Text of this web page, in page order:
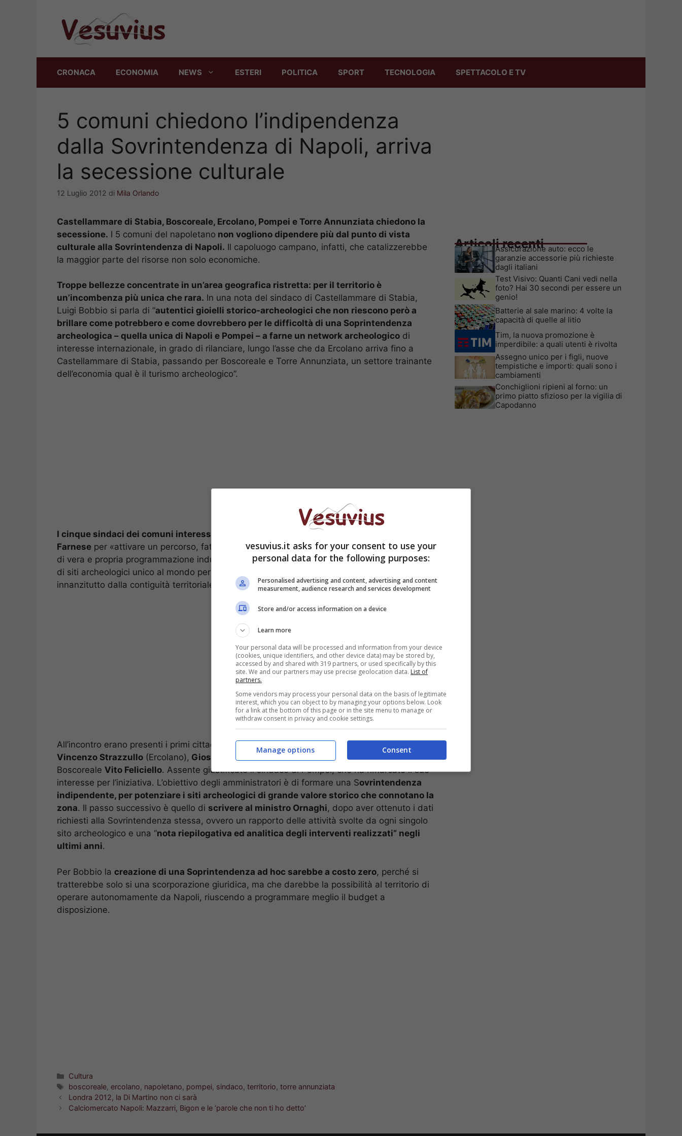
CRONACA ECONOMIA NEWS ESTERI POLITICA SPORT TECNOLOGIA SPETTACOLO E TV
5 comuni chiedono l’indipendenza
dalla Sovrintendenza di Napoli, arriva
la secessione culturale
12 Luglio 2012 di Mila Orlando
Castellammare di Stabia, Boscoreale, Ercolano, Pompei e Torre Annunziata chiedono la
secessione. I 5 comuni del napoletano non vogliono dipendere più dal punto di vista
culturale alla Sovrintendenza di Napoli. Il capoluogo campano, infatti, che catalizzerebbe
la maggior parte del risorse non solo economiche.
Troppe bellezze concentrate in un’area geografica ristretta: per il territorio è
un’incombenza più unica che rara. In una nota del sindaco di Castellammare di Stabia,
Luigi Bobbio si parla di “autentici gioielli storico-archeologici che non riescono però a
brillare come potrebbero e come dovrebbero per le difficoltà di una Soprintendenza
archeologica – quella unica di Napoli e Pompei – a farne un network archeologico di
interesse internazionale, in grado di rilanciare, lungo l’asse che da Ercolano arriva fino a
Castellammare di Stabia, passando per Boscoreale e Torre Annunziata, un settore trainante
dell’economia qual è il turismo archeologico”.
I cinque sindaci dei comuni interessati si sono confrontati lo scorso 5 luglio a Palazzo
Farnese per «attivare un percorso, fatto di investimenti, di programmazione gestionalee
di vera e propria programmazione industriale che metta finalmente a sistema un complesso
di siti archeologici unico al mondo per la sua completezza e per le sue specificità partendo
innanzitutto dalla contiguità territoriale».
All’incontro erano presenti i primi cittadini Luigi Bobbio
(Castellammare di Stabia),
Vincenzo Strazzullo (Ercolano), Giosuè Starita
(Torre Annunziata) e l’assessore di
Boscoreale Vito Feliciello. Assente giustificato il sindaco di Pompei, che ha rimarcato il suo
interesse per l’iniziativa. L’obiettivo degli amministratori è di formare una Sovrintendenza
indipendente, per potenziare i siti archeologici di grande valore storico che connotano la
zona. Il passo successivo è quello di scrivere al ministro Ornaghi, dopo aver ottenuto i dati
richiesti alla Sovrintendenza stessa, ovvero un rapporto delle attività svolte da ogni singolo
sito archeologico e una “nota riepilogativa ed analitica degli interventi realizzati” negli
ultimi anni.
Per Bobbio la creazione di una Soprintendenza ad hoc sarebbe a costo zero, perché si
tratterebbe solo si una scorporazione giuridica, ma che darebbe la possibilità al territorio di
operare autonomamente da Napoli, riuscendo a programmare meglio il budget a
disposizione.
Categorie
Cultura
Tag
boscoreale, ercolano, napoletano, pompei, sindaco,territorio,torre annunziata
Londra 2012, la Di Martino non ci sarà
Calciomercato Napoli: Mazzarri, Bigon e le ‘parole che non ti ho detto’
Articoli recenti
Assicurazione auto: ecco le
garanzie accessorie più richieste
dagli italiani
Test Visivo: Quanti Cani vedi nella
foto? Hai 30 secondi per essere un
genio!
Batterie al sale marino: 4 volte la
capacità di quelle al litio
Tim, la nuova promozione è
imperdibile: a quali utenti è rivolta
Assegno unico per i figli, nuove
tempistiche e importi: quali sono i
cambiamenti
Conchiglioni ripieni al forno: un
primo piatto sfizioso per la vigilia di
Capodanno
vesuvius.it asks for your consent to use your
personal data for the following purposes:
Personalised advertising and content, advertising and content
measurement, audience research and services development
Store and/or access information on a device
Learn more
Your personal data will be processed and information from your device
(cookies, unique identifiers, and other device data) may be stored by,
accessed by and shared with 319 partners, or used specifically by this
site. We and our partners may use precise geolocation data. List of
partners.
Some vendors may process your personal data on the basis of legitimate
interest, which you can object to by managing your options below. Look
for a link at the bottom of this page or in the site menu to manage or
withdraw consent in privacy and cookie settings.
Consent
Manage options